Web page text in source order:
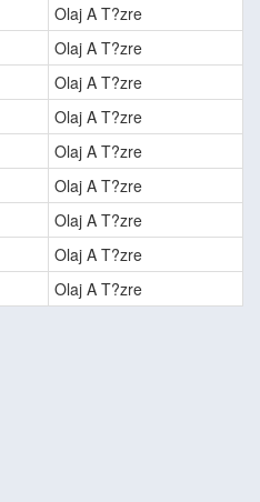
Olaj A T?zre
Olaj A T?zre
Olaj A T?zre
Olaj A T?zre
Olaj A T?zre
Olaj A T?zre
Olaj A T?zre
Olaj A T?zre
Olaj A T?zre